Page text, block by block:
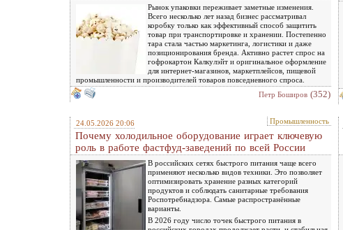
Рынок упаковки переживает заметные изменения.
Всего несколько лет назад бизнес рассматривал
коробку только как эффективный способ защитить
товар при транспортировке и хранении. Постепенно
тара стала частью маркетинга, логистики и даже
позиционирования бренда. Активно растет спрос на
гофрокартон Калкулэйт и оригинальное оформление
для интернет-магазинов, маркетплейсов, пищевой
промышленности и производителей товаров повседневного спроса.
Петр Боширов (352)
24.05.2026 20:06 Промышленность
Почему холодильное оборудование играет ключевую
роль в работе фастфуд-заведений по всей России
В российских сетях быстрого питания чаще всего
применяют несколько видов техники. Это позволяет
оптимизировать хранение разных категорий
продуктов и соблюдать санитарные требования
Роспотребнадзора. Cамые распространённые
варианты.
В 2026 году число точек быстрого питания в